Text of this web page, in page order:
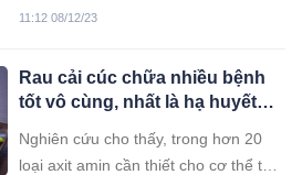
11:12 08/12/23
Rau cải cúc chữa nhiều bệnh
tốt vô cùng, nhất là hạ huyết
Nghiên cứu cho thấy, trong hơn 20
loại axit amin cần thiết cho cơ thể thì